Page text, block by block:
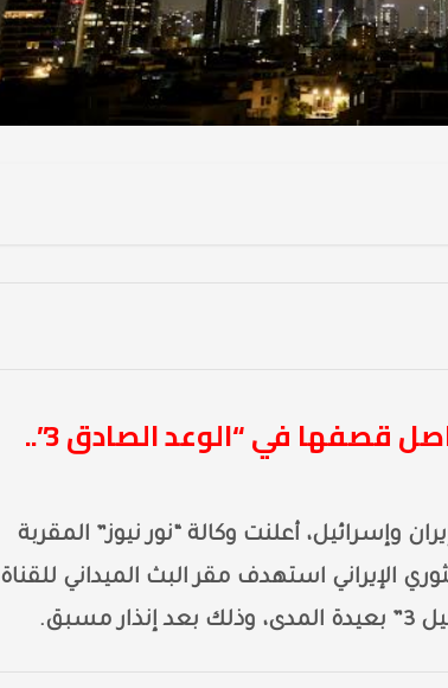
إيران تستهدف مقر إعلامي إسرائيلي وتواصل قصفها في “الوعد الصادق 3”..
أعلنت وكالة “نور نيوز” المقربة
الإيراني استهدف مقر البث الميداني للقناة